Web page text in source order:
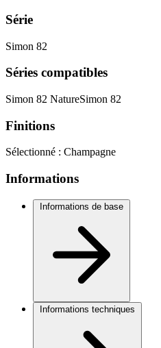
Série
Simon 82
Séries compatibles
Simon 82 NatureSimon 82
Finitions
Sélectionné : Champagne
Informations